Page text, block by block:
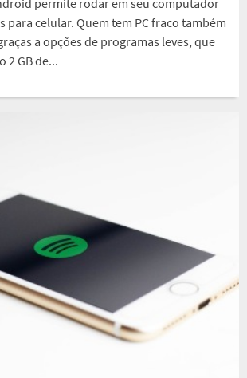
para celular. Quem tem PC fraco também
a opções de programas leves, que
2 GB de...